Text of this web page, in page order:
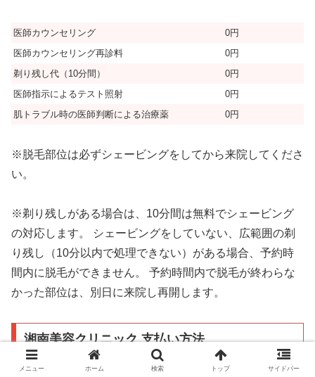
医師カウンセリング
0円
医師カウンセリング再診料
0円
剃り残し代（10分間）
0円
医師指示によるテスト照射
0円
肌トラブル時の医師判断による治療薬
0円
※脱毛部位は必ずシェービングをしてから来院してくださ
い。
※剃り残しがある場合は、10分間は無料でシェービング
の対応します。 シェービングをしていない、広範囲の剃
り残し（10分以内で処理できない）がある場合、予約時
間内に脱毛ができません。 予約時間内で脱毛が終わらな
かった部位は、別日に来院し再開します。
湘南美容クリニック 支払い方法
メニュー ホーム 検索 トップ サイドバー